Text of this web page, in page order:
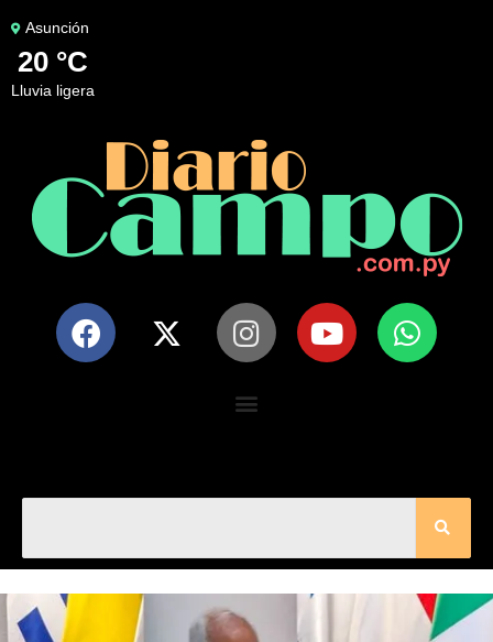
Asunción
20 °C
lluvia ligera